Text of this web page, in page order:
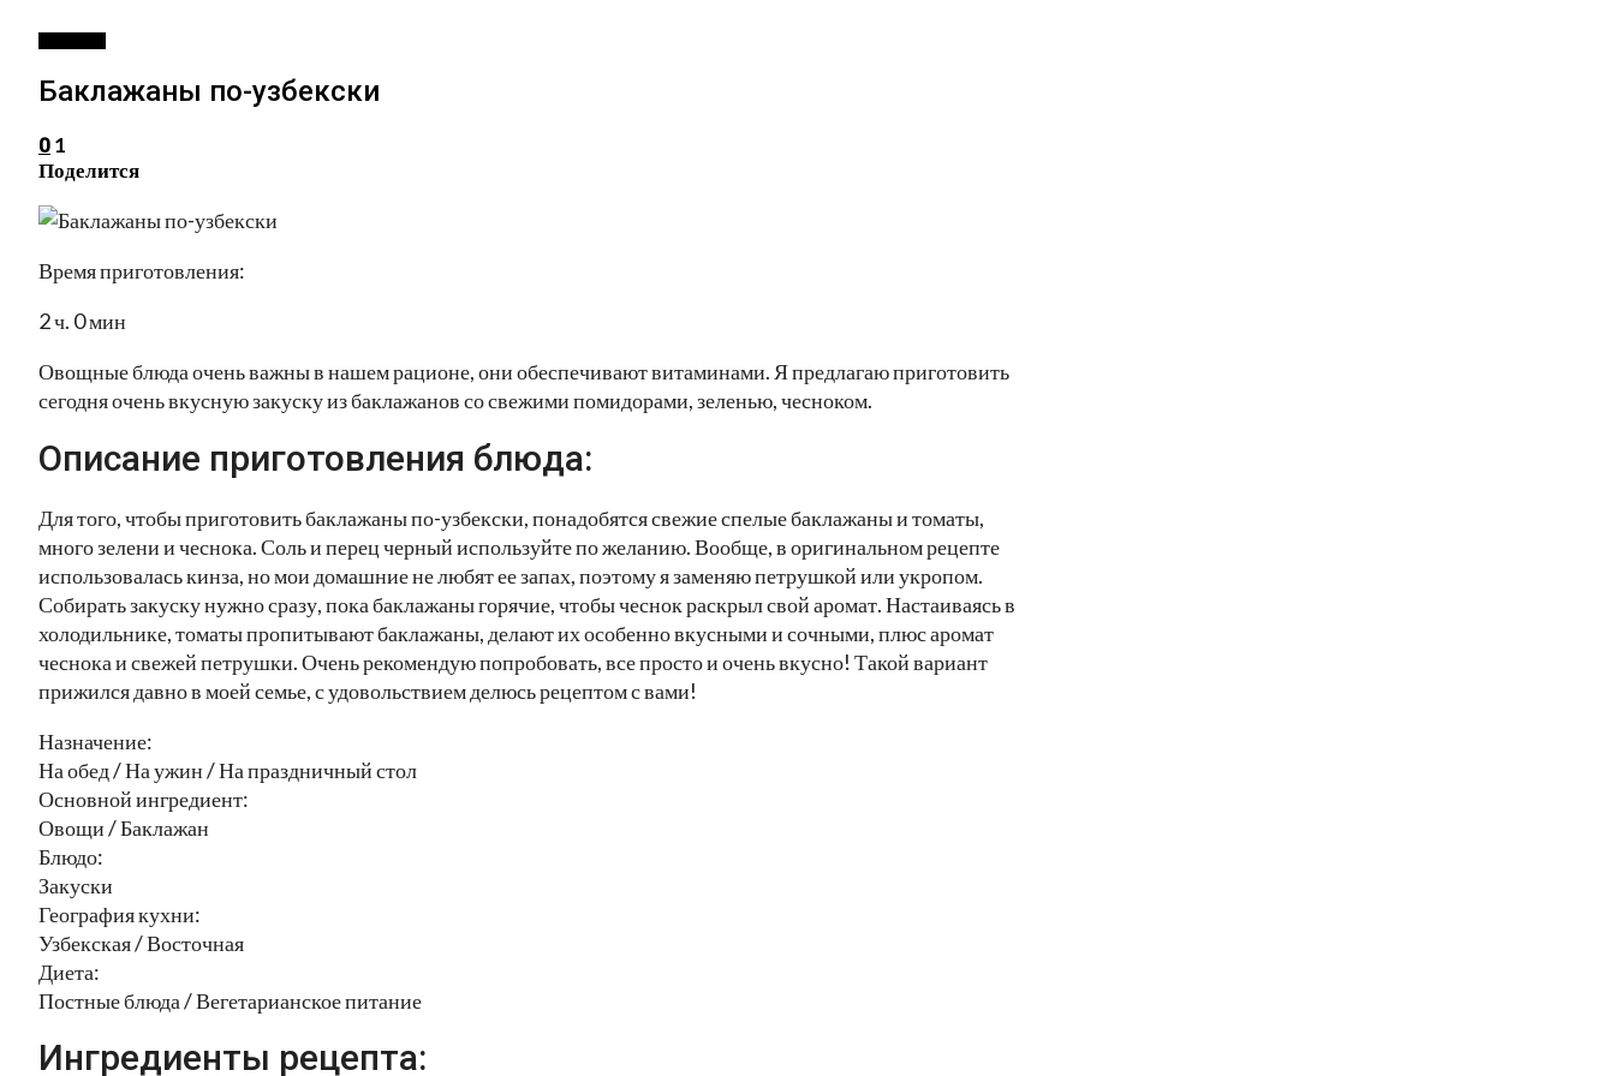
Баклажаны по-узбекски
0 1
Поделится
Время приготовления:
2 ч. 0 мин
Овощные блюда очень важны в нашем рационе, они обеспечивают витаминами. Я предлагаю приготовить
сегодня очень вкусную закуску из баклажанов со свежими помидорами, зеленью, чесноком.
Описание приготовления блюда:
Для того, чтобы приготовить баклажаны по-узбекски, понадобятся свежие спелые баклажаны и томаты,
много зелени и чеснока. Соль и перец черный используйте по желанию. Вообще, в оригинальном рецепте
использовалась кинза, но мои домашние не любят ее запах, поэтому я заменяю петрушкой или укропом.
Собирать закуску нужно сразу, пока баклажаны горячие, чтобы чеснок раскрыл свой аромат. Настаиваясь в
холодильнике, томаты пропитывают баклажаны, делают их особенно вкусными и сочными, плюс аромат
чеснока и свежей петрушки. Очень рекомендую попробовать, все просто и очень вкусно! Такой вариант
прижился давно в моей семье, с удовольствием делюсь рецептом с вами!
Назначение:
На обед / На ужин / На праздничный стол
Основной ингредиент:
Овощи / Баклажан
Блюдо:
Закуски
География кухни:
Узбекская / Восточная
Диета:
Постные блюда / Вегетарианское питание
Ингредиенты рецепта: